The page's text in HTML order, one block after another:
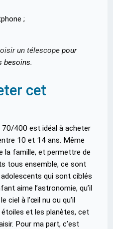
;
un télescopepour
besoins.
cet
70/400 est idéal à acheter
10 et 14 ans. Même
la famille, et permettre de
tous ensemble, ce sont
qui sont ciblés
aime l’astronomie, qu’il
ciel à l’œil nu ou qu’il
et les planètes, cet
Pour ma part, c’est